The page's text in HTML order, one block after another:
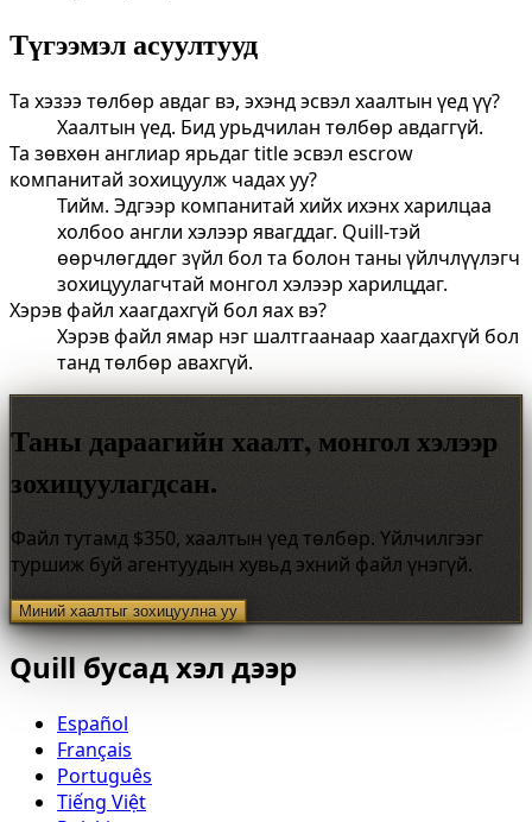
Түгээмэл асуултууд
Та хэзээ төлбөр авдаг вэ, эхэнд эсвэл хаалтын үед үү?
Хаалтын үед. Бид урьдчилан төлбөр авдаггүй.
Та зөвхөн англиар ярьдаг title эсвэл escrow
компанитай зохицуулж чадах уу?
Тийм. Эдгээр компанитай хийх ихэнх харилцаа
холбоо англи хэлээр явагддаг. Quill-тэй
өөрчлөгддөг зүйл бол та болон таны үйлчлүүлэгч
зохицуулагчтай монгол хэлээр харилцдаг.
Хэрэв файл хаагдахгүй бол яах вэ?
Хэрэв файл ямар нэг шалтгаанаар хаагдахгүй бол
танд төлбөр авахгүй.
Таны дараагийн хаалт, монгол хэлээр
зохицуулагдсан.
Файл тутамд $350, хаалтын үед төлбөр. Үйлчилгээг
туршиж буй агентуудын хувьд эхний файл үнэгүй.
Миний хаалтыг зохицуулна уу
Quill бусад хэл дээр
Español
Français
Português
Tiếng Việt